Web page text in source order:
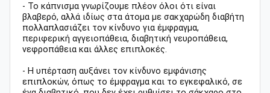
- Το κάπνισμα γνωρίζουμε πλέον όλοι ότι είναι
βλαβερό, αλλά ιδίως στα άτομα με σακχαρώδη διαβήτη
πολλαπλασιάζει τον κίνδυνο για έμφραγμα,
περιφερική αγγειοπάθεια, διαβητική νευροπάθεια,
νεφροπάθεια και άλλες επιπλοκές.
- Η υπέρταση αυξάνει τον κίνδυνο εμφάνισης
επιπλοκών, όπως το έμφραγμα και το εγκεφαλικό, σε